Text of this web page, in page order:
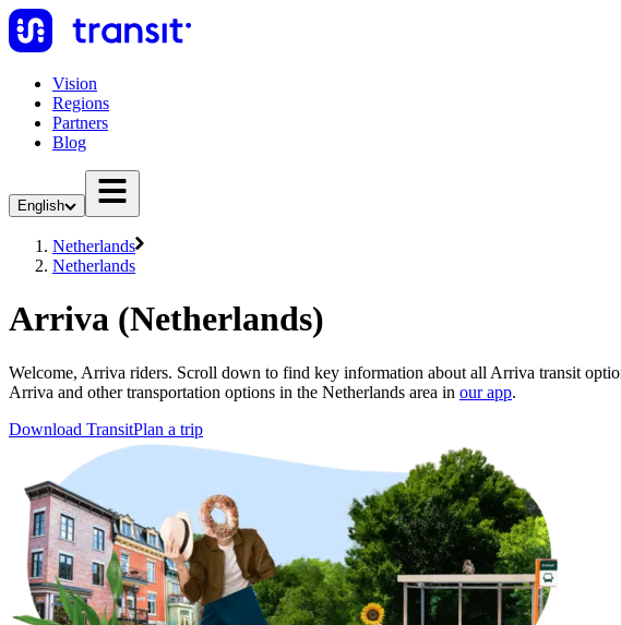
Vision
Regions
Partners
Blog
English
Netherlands
Netherlands
Arriva (Netherlands)
Welcome, Arriva riders. Scroll down to find key information about all Arriva transit
Arriva and other transportation options in the Netherlands area in our app.
Download TransitPlan a trip